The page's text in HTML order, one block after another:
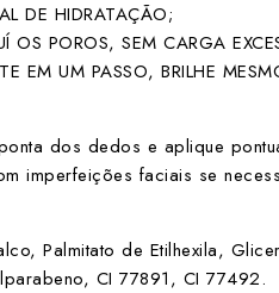
DE HIDRATAÇÃO;
POROS, SEM CARGA
EM UM PASSO, BRILHE
dos dedos e aplique
imperfeições faciais se
Palmitato de Etilhexila,
CI 77891, CI 77492.